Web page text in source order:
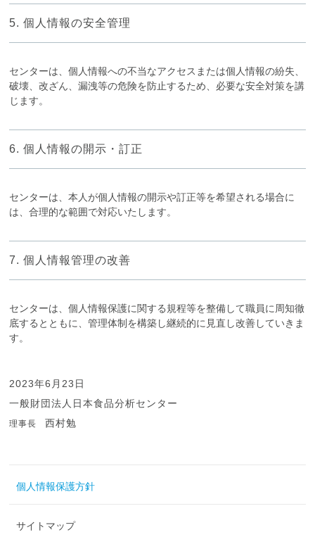
5. 個人情報の安全管理
センターは、個人情報への不当なアクセスまたは個人情報の紛失、
破壊、改ざん、漏洩等の危険を防止するため、必要な安全対策を講
じます。
6. 個人情報の開示・訂正
センターは、本人が個人情報の開示や訂正等を希望される場合に
は、合理的な範囲で対応いたします。
7. 個人情報管理の改善
センターは、個人情報保護に関する規程等を整備して職員に周知徹
底するとともに、管理体制を構築し継続的に見直し改善していきま
す。
2023年6月23日
一般財団法人日本食品分析センター
理事長 西村勉
個人情報保護方針
サイトマップ